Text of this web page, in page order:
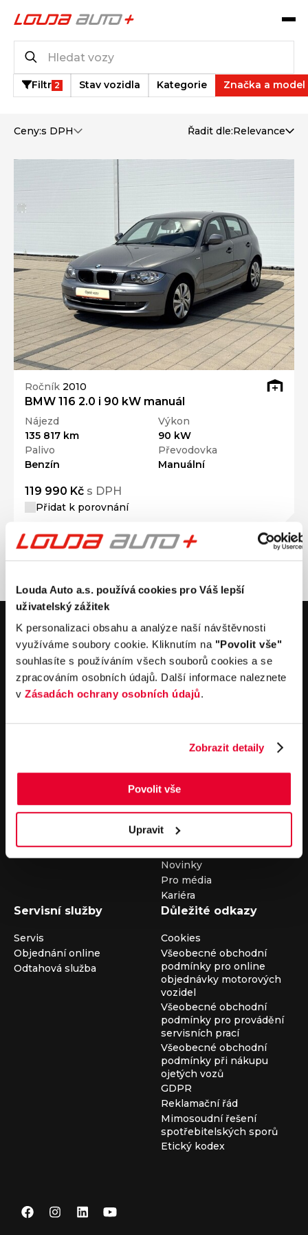
Louda Auto a.s. používá cookies pro Váš lepší
uživatelský zážitek
K personalizaci obsahu a analýze naší návštěvnosti
využíváme soubory cookie. Kliknutím na "Povolit vše"
souhlasíte s používáním všech souborů cookies a se
zpracováním osobních údajů. Další informace naleznete
v Zásadách ochrany osobních údajů.
Zobrazit detaily
Povolit vše
Upravit
Filtr 2 Stav vozidla Kategorie Značka a model
Ceny:s DPH Řadit dle:Relevance
Ročník 2010
BMW 116 2.0 i 90 kW manuál
Nájezd
135 817 km
Výkon
90 kW
Palivo
Benzín
Převodovka
Manuální
119 990 Kč s DPH
Přidat k porovnání
V případě dotazů volejte číslo nonstop infolinky
+420 325 400 400
nebo nám napište na e-mailauto@louda.cz
Koupit obytný vůz
Prodat vůz
Průběh výkupu vozu
Operativní leasing
Společnost
Louda Auto+ Poděbrady
Obytné vozy
Novinky
Pro média
Kariéra
Servisní služby
Servis
Objednání online
Odtahová služba
Důležité odkazy
Cookies
Všeobecné obchodní
podmínky pro online
objednávky motorových
vozidel
Všeobecné obchodní
podmínky pro provádění
servisních prací
Všeobecné obchodní
podmínky při nákupu
ojetých vozů
GDPR
Reklamační řád
Mimosoudní řešení
spotřebitelských sporů
Etický kodex